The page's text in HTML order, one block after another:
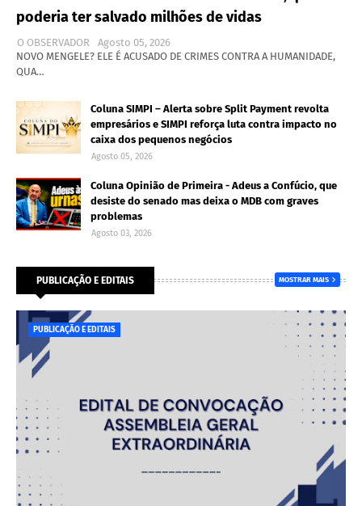
poderia ter salvado milhões de vidas
O OBSERVADOR
Agosto 05, 2026
NOVO MENGELE? ELE É ACUSADO DE CRIMES CONTRA A HUMANIDADE,
QUA…
Coluna SIMPI – Alerta sobre Split Payment revolta
empresários e SIMPI reforça luta contra impacto no
caixa dos pequenos negócios
Agosto 05, 2026
Coluna Opinião de Primeira - Adeus a Confúcio, que
desiste do senado mas deixa o MDB com graves
problemas
Agosto 03, 2026
PUBLICAÇÃO E EDITAIS MOSTRAR MAIS
PUBLICAÇÃO E EDITAIS